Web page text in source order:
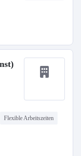
Flexible Arbeitszeiten